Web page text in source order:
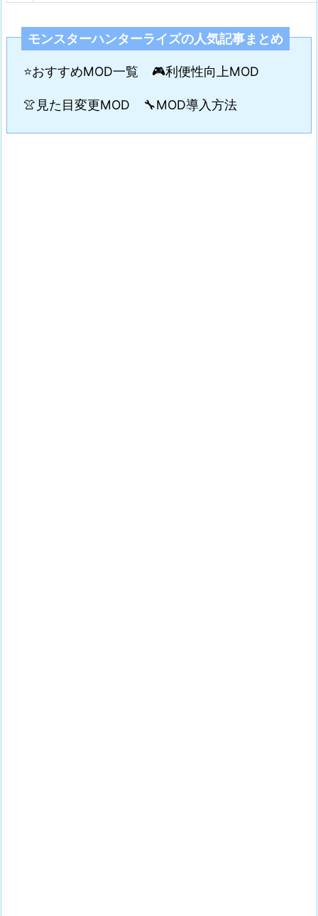
モンスターハンターライズの人気記事まとめ
⭐おすすめMOD一覧 🎮利便性向上MOD
👚見た目変更MOD 🔧MOD導入方法